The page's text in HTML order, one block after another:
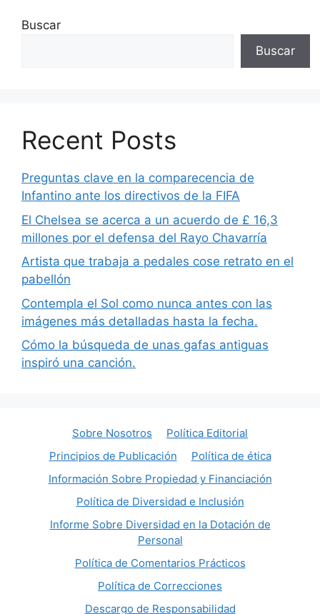
Buscar
Buscar
Recent Posts
Preguntas clave en la comparecencia de
Infantino ante los directivos de la FIFA
El Chelsea se acerca a un acuerdo de £ 16,3
millones por el defensa del Rayo Chavarría
Artista que trabaja a pedales cose retrato en el
pabellón
Contempla el Sol como nunca antes con las
imágenes más detalladas hasta la fecha.
Cómo la búsqueda de unas gafas antiguas
inspiró una canción.
Sobre Nosotros
Política Editorial
Principios de Publicación
Política de ética
Información Sobre Propiedad y Financiación
Política de Diversidad e Inclusión
Informe Sobre Diversidad en la Dotación de
Personal
Política de Comentarios Prácticos
Política de Correcciones
Descargo de Responsabilidad